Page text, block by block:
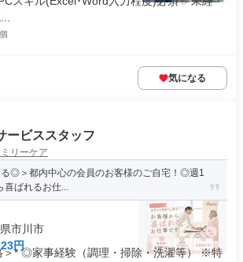
気になる
ービススタッフ
リーケア
る◎＞都内中心の会員のお客様のご自宅！◎週1
喜ばれるお仕...
市川市
円
＞* ◎家事経験（調理・掃除・洗濯等） ※特